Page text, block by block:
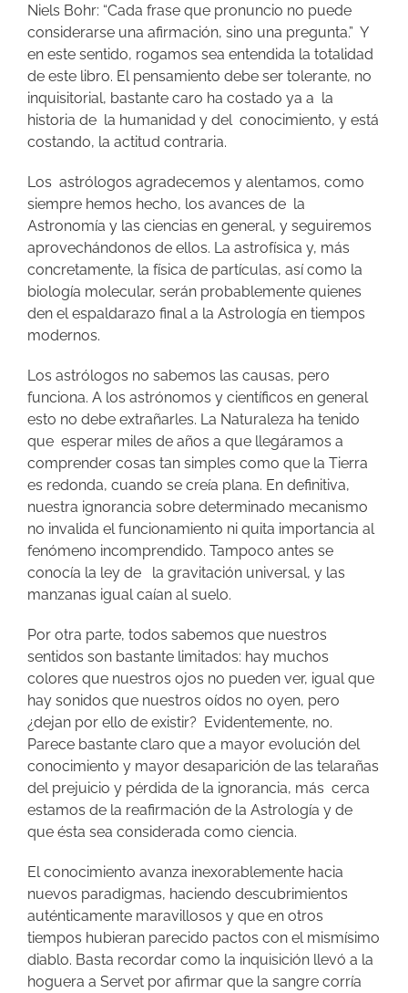
Niels Bohr: “Cada frase que pronuncio no puede
considerarse una afirmación, sino una pregunta.” Y
en este sentido, rogamos sea entendida la totalidad
de este libro. El pensamiento debe ser tolerante, no
inquisitorial, bastante caro ha costado ya a la
historia de la humanidad y del conocimiento, y está
costando, la actitud contraria.
Los astrólogos agradecemos y alentamos, como
siempre hemos hecho, los avances de la
Astronomía y las ciencias en general, y seguiremos
aprovechándonos de ellos. La astrofísica y, más
concretamente, la física de partículas, así como la
biología molecular, serán probablemente quienes
den el espaldarazo final a la Astrología en tiempos
modernos.
Los astrólogos no sabemos las causas, pero
funciona. A los astrónomos y científicos en general
esto no debe extrañarles. La Naturaleza ha tenido
que esperar miles de años a que llegáramos a
comprender cosas tan simples como que la Tierra
es redonda, cuando se creía plana. En definitiva,
nuestra ignorancia sobre determinado mecanismo
no invalida el funcionamiento ni quita importancia al
fenómeno incomprendido. Tampoco antes se
conocía la ley de la gravitación universal, y las
manzanas igual caían al suelo.
Por otra parte, todos sabemos que nuestros
sentidos son bastante limitados: hay muchos
colores que nuestros ojos no pueden ver, igual que
hay sonidos que nuestros oídos no oyen, pero
¿dejan por ello de existir? Evidentemente, no.
Parece bastante claro que a mayor evolución del
conocimiento y mayor desaparición de las telarañas
del prejuicio y pérdida de la ignorancia, más cerca
estamos de la reafirmación de la Astrología y de
que ésta sea considerada como ciencia.
El conocimiento avanza inexorablemente hacia
nuevos paradigmas, haciendo descubrimientos
auténticamente maravillosos y que en otros
tiempos hubieran parecido pactos con el mismísimo
diablo. Basta recordar como la inquisición llevó a la
hoguera a Servet por afirmar que la sangre corría